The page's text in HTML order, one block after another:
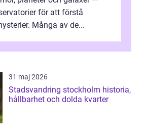
för att förstå
Många av de...
31 maj 2026
Stadsvandring stockholm historia,
hållbarhet och dolda kvarter